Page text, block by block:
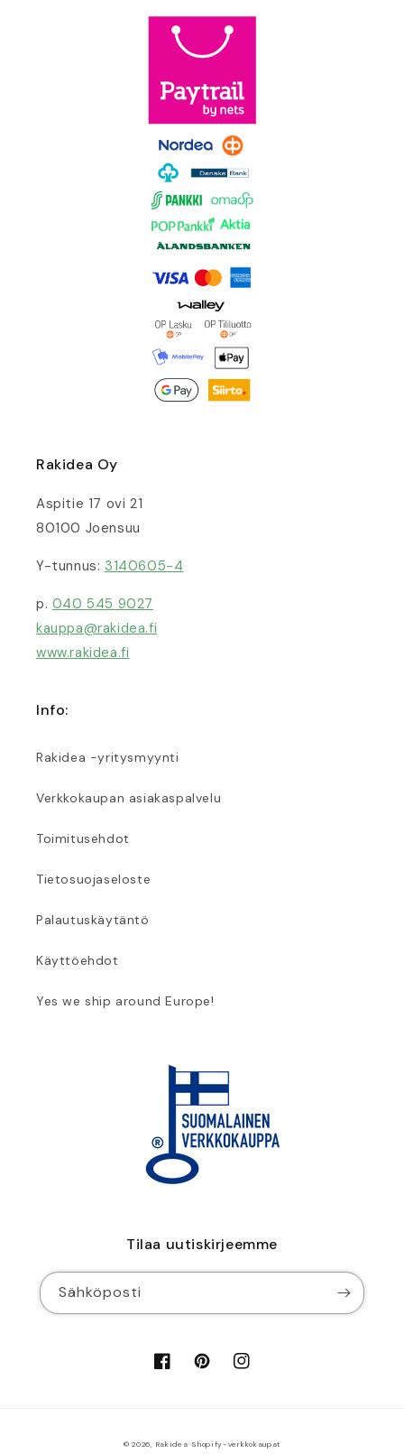
Rakidea Oy
Aspitie 17 ovi 21
80100 Joensuu
Y-tunnus: 3140605-4
p. 040 545 9027
kauppa@rakidea.fi
www.rakidea.fi
Info:
Rakidea -yritysmyynti
Verkkokaupan asiakaspalvelu
Toimitusehdot
Tietosuojaseloste
Palautuskäytäntö
Käyttöehdot
Yes we ship around Europe!
Tilaa uutiskirjeemme
Sähköposti
FacebookPinterestInstagram
© 2026, Rakidea Shopify-verkkokaupat